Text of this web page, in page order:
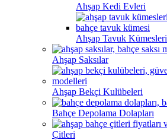
Ahşap Kedi Evleri
Ahşap Tavuk Kümesleri
Ahşap Saksılar
Ahşap Bekçi Kulübeleri
Bahçe Depolama Dolapları
Çitleri